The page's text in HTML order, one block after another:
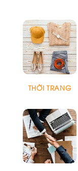
THỜI TRANG